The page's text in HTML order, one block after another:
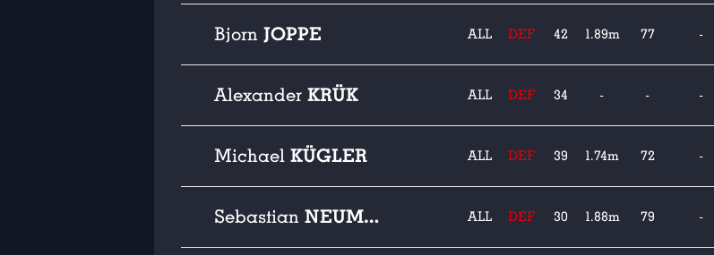
Bjorn JOPPE ALL DEF 42 1.89m 77 -
Alexander KRÜK ALL DEF 34 - - -
Michael KÜGLER ALL DEF 39 1.74m 72 -
Sebastian NEUMANN ALL DEF 30 1.88m 79 -